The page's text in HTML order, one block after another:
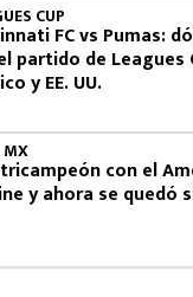
CUP
FC vs Pumas:
partido de Leagues
y EE. UU.
MX
con el
y ahora se quedó